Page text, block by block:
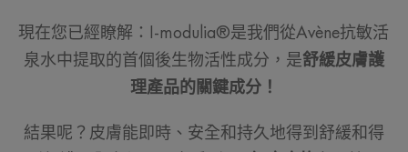
現在您已經瞭解：I-modulia®是我們從Avène抗敏活
泉水中提取的首個後生物活性成分，是舒緩皮膚護
理產品的關鍵成分！
結果呢？皮膚能即時、安全和持久地得到舒緩和得